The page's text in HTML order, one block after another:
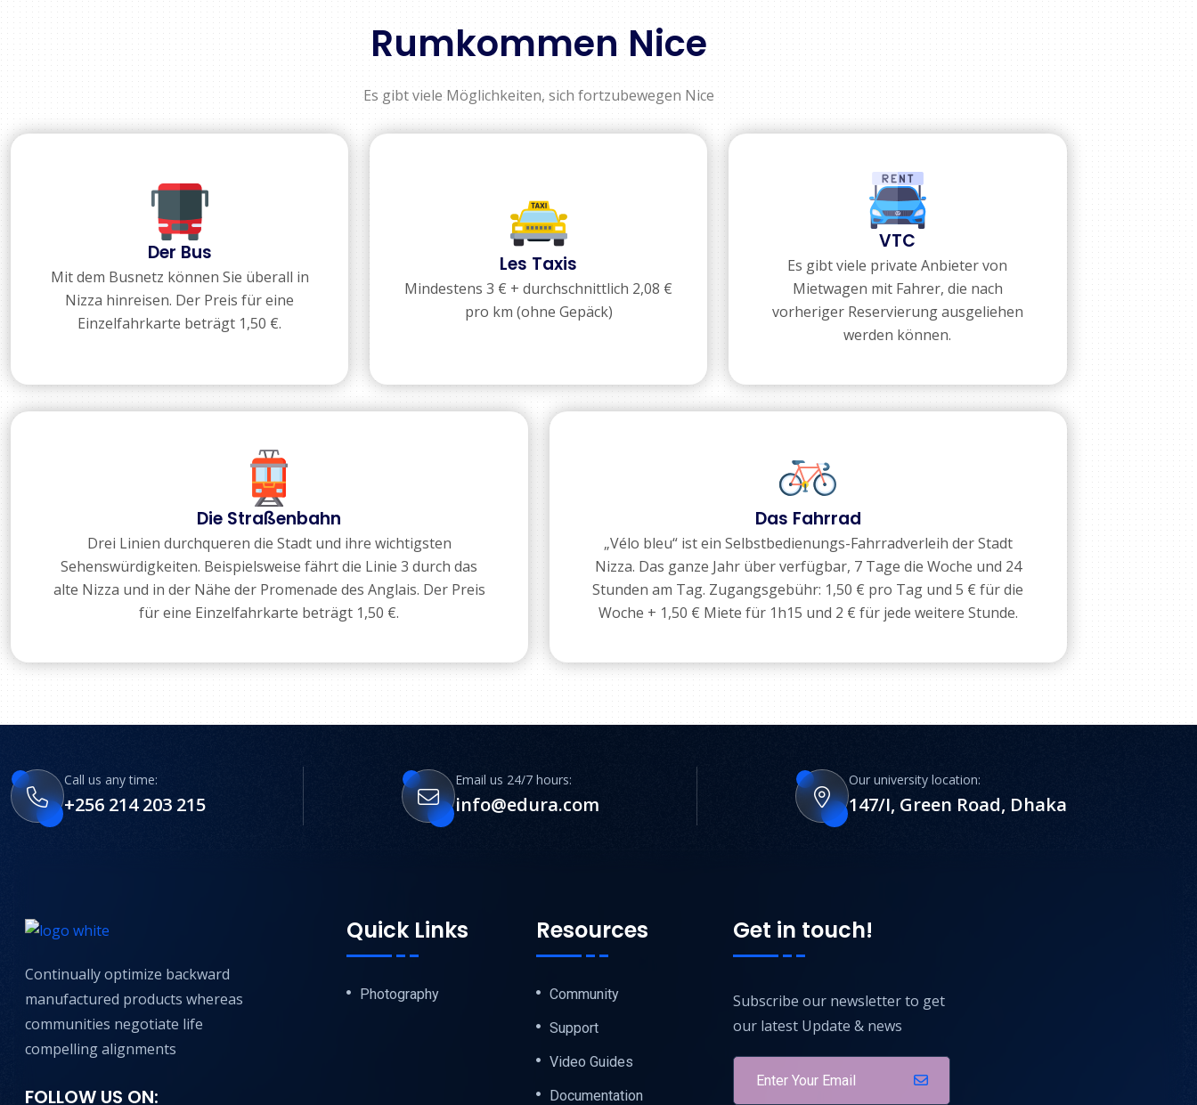
Rumkommen Nice
Es gibt viele Möglichkeiten, sich fortzubewegen Nice
Der Bus
Mit dem Busnetz können Sie überall in
Nizza hinreisen. Der Preis für eine
Einzelfahrkarte beträgt 1,50 €.
Les Taxis
Mindestens 3 € + durchschnittlich 2,08 €
pro km (ohne Gepäck)
VTC
Es gibt viele private Anbieter von
Mietwagen mit Fahrer, die nach
vorheriger Reservierung ausgeliehen
werden können.
Die Straßenbahn
Drei Linien durchqueren die Stadt und ihre wichtigsten
Sehenswürdigkeiten. Beispielsweise fährt die Linie 3 durch das
alte Nizza und in der Nähe der Promenade des Anglais. Der Preis
für eine Einzelfahrkarte beträgt 1,50 €.
Das Fahrrad
„Vélo bleu“ ist ein Selbstbedienungs-Fahrradverleih der Stadt
Nizza. Das ganze Jahr über verfügbar, 7 Tage die Woche und 24
Stunden am Tag. Zugangsgebühr: 1,50 € pro Tag und 5 € für die
Woche + 1,50 € Miete für 1h15 und 2 € für jede weitere Stunde.
Call us any time:
+256 214 203 215
Email us 24/7 hours:
info@edura.com
Our university location:
147/I, Green Road, Dhaka
Continually optimize backward
manufactured products whereas
communities negotiate life
compelling alignments
FOLLOW US ON:
Quick Links
Photography
Resources
Community
Support
Video Guides
Documentation
Get in touch!
Subscribe our newsletter to get
our latest Update & news